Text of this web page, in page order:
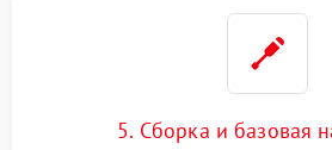
5. Сборка и базовая